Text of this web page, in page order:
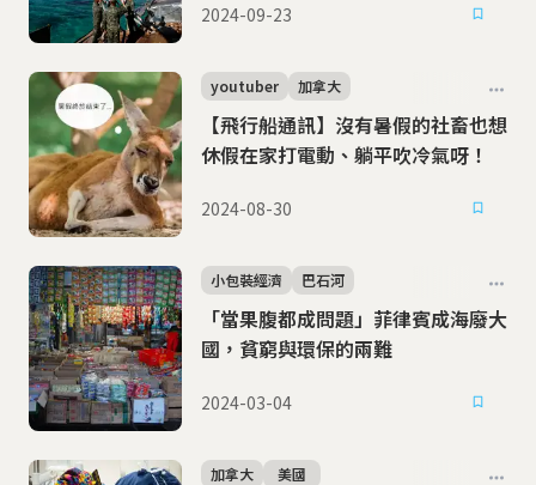
2024-09-23
【飛行船通訊】沒有暑假的社畜也想
休假在家打電動、躺平吹冷氣呀！
youtuber 加拿大
2024-08-30
「當果腹都成問題」菲律賓成海廢大
國，貧窮與環保的兩難
小包裝經濟 巴石河
2024-03-04
加拿大 美國